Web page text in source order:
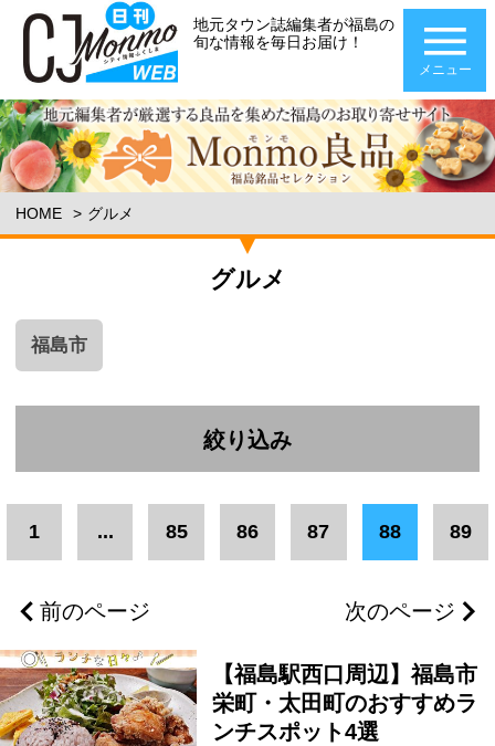
地元タウン誌編集者が福島の
旬な情報を毎日お届け！
メニュー
HOME グルメ
グルメ
福島市
絞り込み
エリア
二本松市 県北エリア 伊達市
会津若松市 南相馬市 いわき市
前のページ
1 ... 85 86 87 88 89
次のページ
【福島駅西口周辺】福島市
栄町・太田町のおすすめラ
ンチスポット4選